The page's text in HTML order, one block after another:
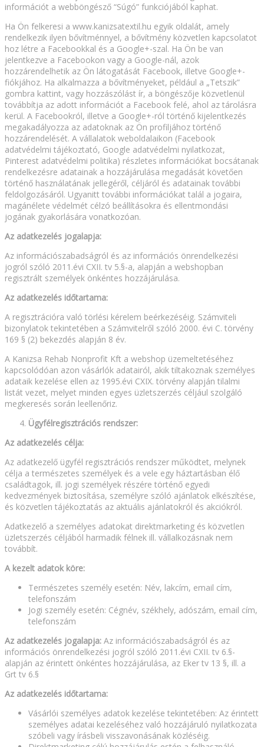
információt a webböngésző “Súgó” funkciójából kaphat.
Ha Ön felkeresi a www.kanizsatextil.hu egyik oldalát, amely
rendelkezik ilyen bővítménnyel, a bővítmény közvetlen kapcsolatot
hoz létre a Facebookkal és a Google+-szal. Ha Ön be van
jelentkezve a Facebookon vagy a Google-nál, azok
hozzárendelhetik az Ön látogatását Facebook, illetve Google+-
fiókjához. Ha alkalmazza a bővítményeket, például a „Tetszik”
gombra kattint, vagy hozzászólást ír, a böngészője közvetlenül
továbbítja az adott információt a Facebook felé, ahol az tárolásra
kerül. A Facebookról, illetve a Google+-ról történő kijelentkezés
megakadályozza az adatoknak az Ön profiljához történő
hozzárendelését. A vállalatok weboldalaikon (Facebook
adatvédelmi tájékoztató, Google adatvédelmi nyilatkozat,
Pinterest adatvédelmi politika) részletes információkat bocsátanak
rendelkezésre adatainak a hozzájárulása megadását követően
történő használatának jellegéről, céljáról és adatainak további
feldolgozásáról. Ugyanitt további információkat talál a jogaira,
magánélete védelmét célzó beállításokra és ellentmondási
jogának gyakorlására vonatkozóan.
Az adatkezelés jogalapja:
Az információszabadságról és az információs önrendelkezési
jogról szóló 2011.évi CXII. tv 5.§-a, alapján a webshopban
regisztrált személyek önkéntes hozzájárulása.
Az adatkezelés időtartama:
A regisztrációra való törlési kérelem beérkezéséig. Számviteli
bizonylatok tekintetében a Számvitelről szóló 2000. évi C. törvény
169 § (2) bekezdés alapján 8 év.
A Kanizsa Rehab Nonprofit Kft a webshop üzemeltetéséhez
kapcsolódóan azon vásárlók adatairól, akik tiltakoznak személyes
adataik kezelése ellen az 1995.évi CXIX. törvény alapján tilalmi
listát vezet, melyet minden egyes üzletszerzés céljául szolgáló
megkeresés során leellenőriz.
Ügyfélregisztrációs rendszer:
Az adatkezelés célja:
Az adatkezelő ügyfél regisztrációs rendszer működtet, melynek
célja a természetes személyek és a vele egy háztartásban élő
családtagok, ill. jogi személyek részére történő egyedi
kedvezmények biztosítása, személyre szóló ajánlatok elkészítése,
és közvetlen tájékoztatás az aktuális ajánlatokról és akciókról.
Adatkezelő a személyes adatokat direktmarketing és közvetlen
üzletszerzés céljából harmadik félnek ill. vállalkozásnak nem
továbbít.
A kezelt adatok köre:
Természetes személy esetén: Név, lakcím, email cím,
telefonszám
Jogi személy esetén: Cégnév, székhely, adószám, email cím,
telefonszám
Az adatkezelés jogalapja: Az információszabadságról és az
információs önrendelkezési jogról szóló 2011.évi CXII. tv 6.§-
alapján az érintett önkéntes hozzájárulása, az Eker tv 13 §, ill. a
Grt tv 6.§
Az adatkezelés időtartama:
Vásárlói személyes adatok kezelése tekintetében: Az érintett
személyes adatai kezeléséhez való hozzájáruló nyilatkozata
szóbeli vagy írásbeli visszavonásának közléséig.